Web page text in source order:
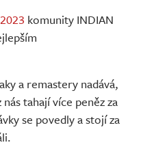
komunity INDIAN
a remastery nadává,
tahají více peněz za
se povedly a stojí za